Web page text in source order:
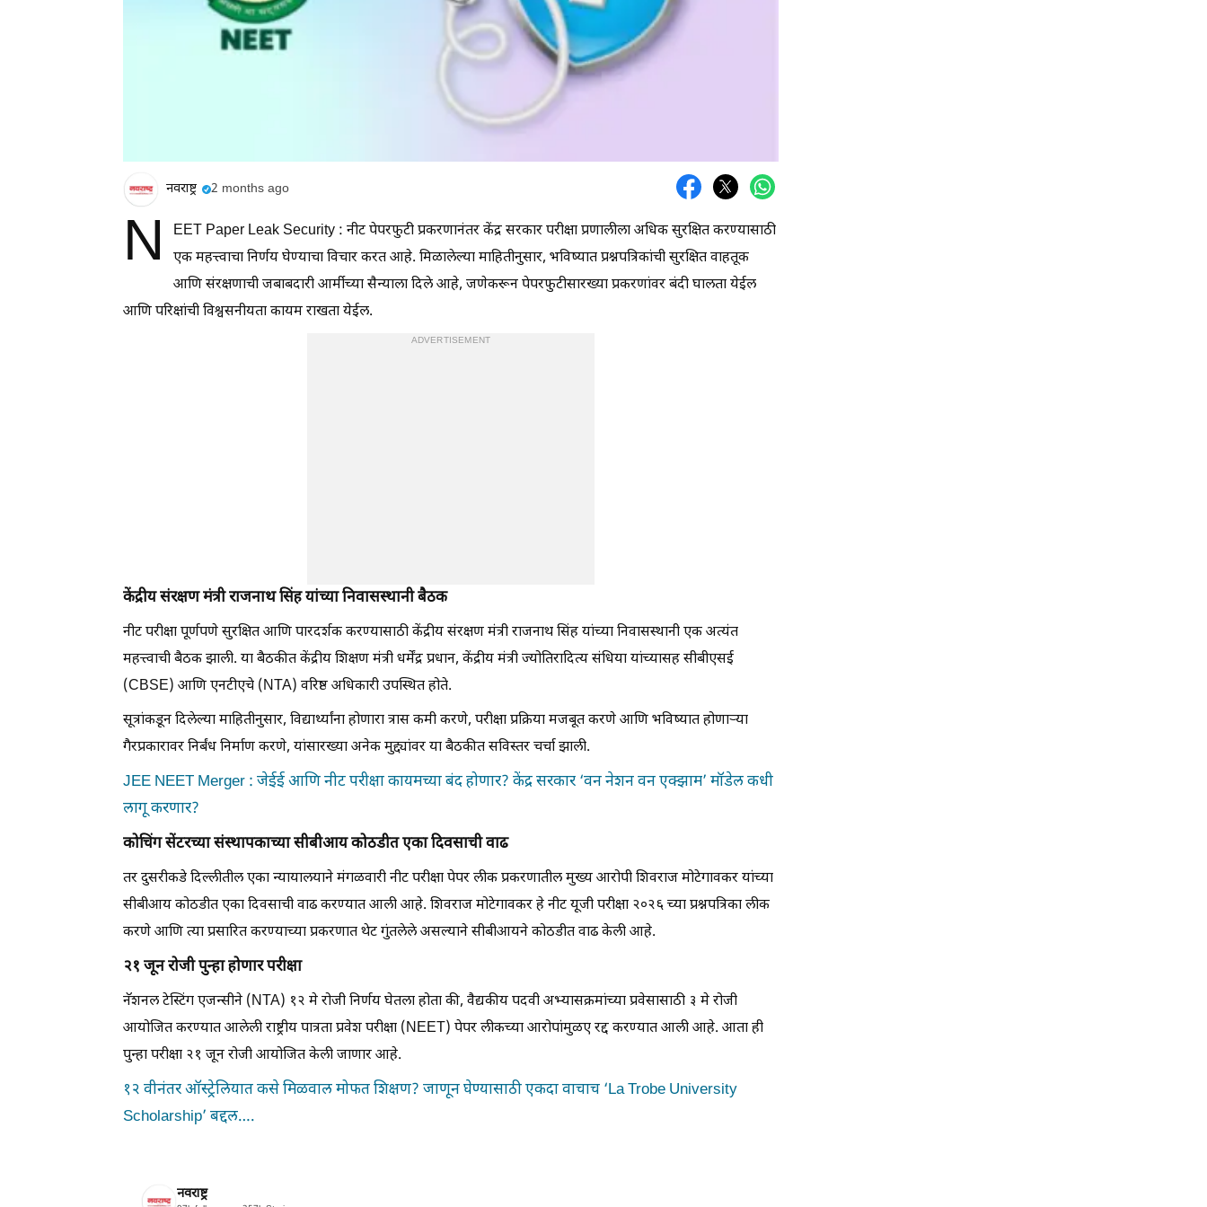
नवराष्ट्र 2 months ago
N
EET Paper Leak Security : नीट पेपरफुटी प्रकरणानंतर केंद्र सरकार परीक्षा प्रणालीला अधिक सुरक्षित करण्यासाठी
एक महत्त्वाचा निर्णय घेण्याचा विचार करत आहे. मिळालेल्या माहितीनुसार, भविष्यात प्रश्नपत्रिकांची सुरक्षित वाहतूक
आणि संरक्षणाची जबाबदारी आर्मीच्या सैन्याला दिले आहे, जणेकरून पेपरफुटीसारख्या प्रकरणांवर बंदी घालता येईल
आणि परिक्षांची विश्वसनीयता कायम राखता येईल.
ADVERTISEMENT
केंद्रीय संरक्षण मंत्री राजनाथ सिंह यांच्या निवासस्थानी बैठक
नीट परीक्षा पूर्णपणे सुरक्षित आणि पारदर्शक करण्यासाठी केंद्रीय संरक्षण मंत्री राजनाथ सिंह यांच्या निवासस्थानी एक अत्यंत
महत्त्वाची बैठक झाली. या बैठकीत केंद्रीय शिक्षण मंत्री धर्मेंद्र प्रधान, केंद्रीय मंत्री ज्योतिरादित्य संधिया यांच्यासह सीबीएसई
(CBSE) आणि एनटीएचे (NTA) वरिष्ठ अधिकारी उपस्थित होते.
सूत्रांकडून दिलेल्या माहितीनुसार, विद्यार्थ्यांना होणारा त्रास कमी करणे, परीक्षा प्रक्रिया मजबूत करणे आणि भविष्यात होणाऱ्या
गैरप्रकारावर निर्बंध निर्माण करणे, यांसारख्या अनेक मुद्द्यांवर या बैठकीत सविस्तर चर्चा झाली.
JEE NEET Merger : जेईई आणि नीट परीक्षा कायमच्या बंद होणार? केंद्र सरकार ‘वन नेशन वन एक्झाम’ मॉडेल कधी
लागू करणार?
कोचिंग सेंटरच्या संस्थापकाच्या सीबीआय कोठडीत एका दिवसाची वाढ
तर दुसरीकडे दिल्लीतील एका न्यायालयाने मंगळवारी नीट परीक्षा पेपर लीक प्रकरणातील मुख्य आरोपी शिवराज मोटेगावकर यांच्या
सीबीआय कोठडीत एका दिवसाची वाढ करण्यात आली आहे. शिवराज मोटेगावकर हे नीट यूजी परीक्षा २०२६ च्या प्रश्नपत्रिका लीक
करणे आणि त्या प्रसारित करण्याच्या प्रकरणात थेट गुंतलेले असल्याने सीबीआयने कोठडीत वाढ केली आहे.
२१ जून रोजी पुन्हा होणार परीक्षा
नॅशनल टेस्टिंग एजन्सीने (NTA) १२ मे रोजी निर्णय घेतला होता की, वैद्यकीय पदवी अभ्यासक्रमांच्या प्रवेसासाठी ३ मे रोजी
आयोजित करण्यात आलेली राष्ट्रीय पात्रता प्रवेश परीक्षा (NEET) पेपर लीकच्या आरोपांमुळए रद्द करण्यात आली आहे. आता ही
पुन्हा परीक्षा २१ जून रोजी आयोजित केली जाणार आहे.
१२ वीनंतर ऑस्ट्रेलियात कसे मिळवाल मोफत शिक्षण? जाणून घेण्यासाठी एकदा वाचाच ‘La Trobe University
Scholarship’ बद्दल….
नवराष्ट्र